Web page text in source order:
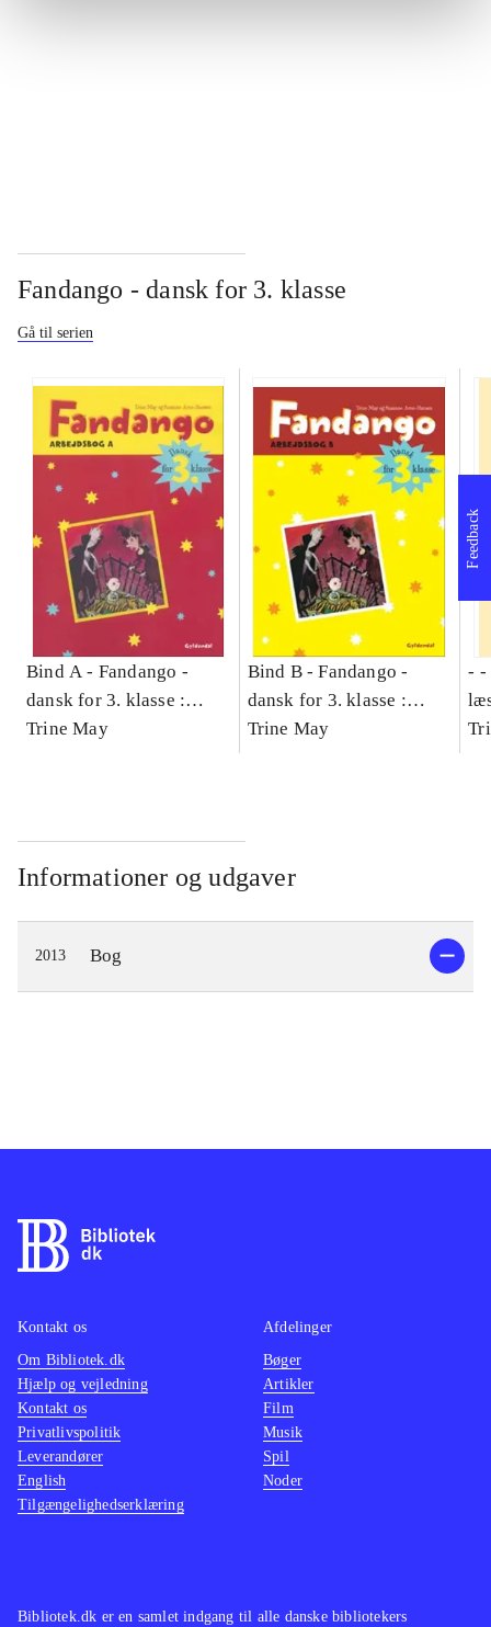
Fandango - dansk for 3. klasse
Gå til serien
Bind A - Fandango -
dansk for 3. klasse :
grundbog -- Arbejdsbog.
Trine May
Bind B -Fandango -
dansk for 3. klasse :
grundbog -- Arbejdsbog.
Trine May
- -
-
Informationer og udgaver
2013 Bog
Feedback
Bibliotek.dk er en samlet indgang til alle danske bibliotekers
Kontakt os
Om Bibliotek.dk
Hjælp og vejledning
Kontakt os
Privatlivspolitik
Leverandører
English
Tilgængelighedserklæring
Afdelinger
Bøger
Artikler
Film
Musik
Spil
Noder